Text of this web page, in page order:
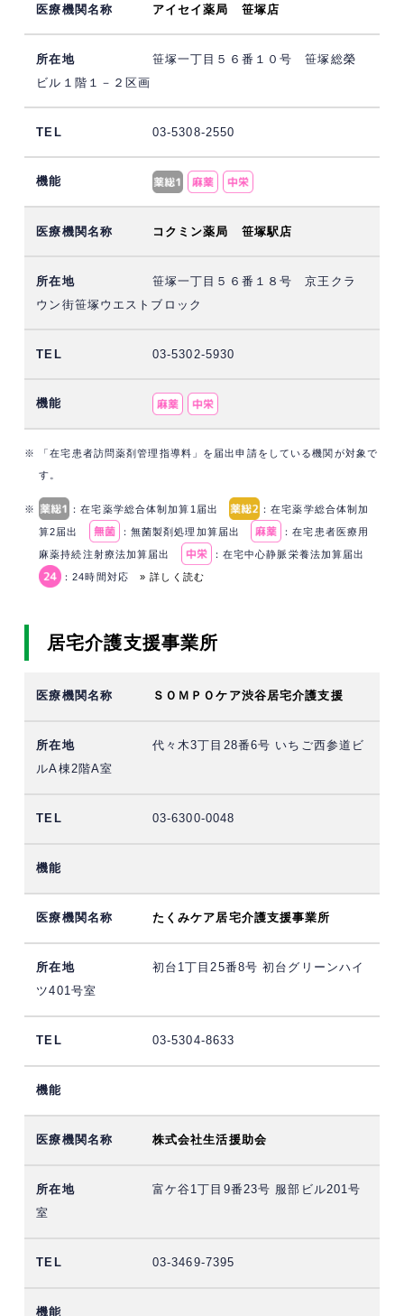
アイセイ薬局 笹塚店
笹塚一丁目５６番１０号 笹塚総榮
ビル１階１－２区画
03-5308-2550
コクミン薬局 笹塚駅店
笹塚一丁目５６番１８号 京王クラ
ウン街笹塚ウエストブロック
03-5302-5930
※ 「在宅患者訪問薬剤管理指導料」を届出申請をしている機関が対象で
す。
※ ：在宅薬学総合体制加算1届出 ：在宅薬学総合体制加
算2届出 ：無菌製剤処理加算届出 ：在宅患者医療用
麻薬持続注射療法加算届出 ：在宅中心静脈栄養法加算届出
：24時間対応» 詳しく読む
居宅介護支援事業所
ＳＯＭＰＯケア渋谷居宅介護支援
代々木3丁目28番6号 いちご西参道ビ
ルA棟2階A室
03-6300-0048
たくみケア居宅介護支援事業所
初台1丁目25番8号 初台グリーンハイ
ツ401号室
03-5304-8633
株式会社生活援助会
富ケ谷1丁目9番23号 服部ビル201号
室
03-3469-7395